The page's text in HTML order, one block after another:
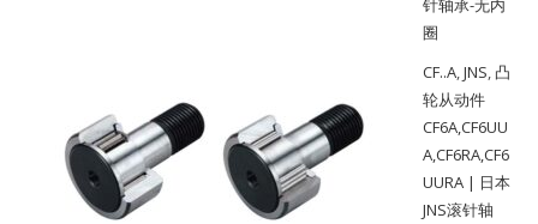
针轴承-无内
圈
CF..A,JNS, 凸
轮从动件
CF6A,CF6UU
A,CF6RA,CF6
UURA | 日本
JNS滚针轴